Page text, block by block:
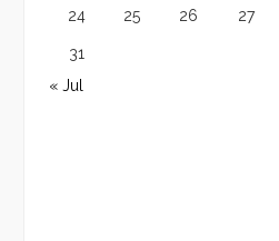
24 25 26 27
31
« Jul